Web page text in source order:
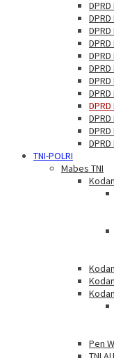
TNI-POLRI
Mabes TNI
Pen